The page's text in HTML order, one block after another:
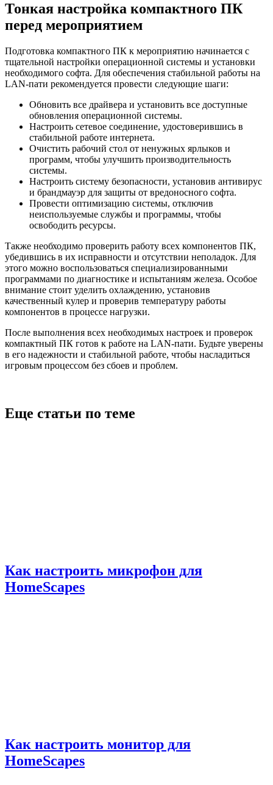
Тонкая настройка компактного ПК
перед мероприятием
Подготовка компактного ПК к мероприятию начинается с
тщательной настройки операционной системы и установки
необходимого софта. Для обеспечения стабильной работы на
LAN-пати рекомендуется провести следующие шаги:
Обновить все драйвера и установить все доступные
обновления операционной системы.
Настроить сетевое соединение, удостоверившись в
стабильной работе интернета.
Очистить рабочий стол от ненужных ярлыков и
программ, чтобы улучшить производительность
системы.
Настроить систему безопасности, установив антивирус
и брандмауэр для защиты от вредоносного софта.
Провести оптимизацию системы, отключив
неиспользуемые службы и программы, чтобы
освободить ресурсы.
Также необходимо проверить работу всех компонентов ПК,
убедившись в их исправности и отсутствии неполадок. Для
этого можно воспользоваться специализированными
программами по диагностике и испытаниям железа. Особое
внимание стоит уделить охлаждению, установив
качественный кулер и проверив температуру работы
компонентов в процессе нагрузки.
После выполнения всех необходимых настроек и проверок
компактный ПК готов к работе на LAN-пати. Будьте уверены
в его надежности и стабильной работе, чтобы насладиться
игровым процессом без сбоев и проблем.
Еще статьи по теме
Как настроить микрофон для
HomeScapes
Как настроить монитор для
HomeScapes